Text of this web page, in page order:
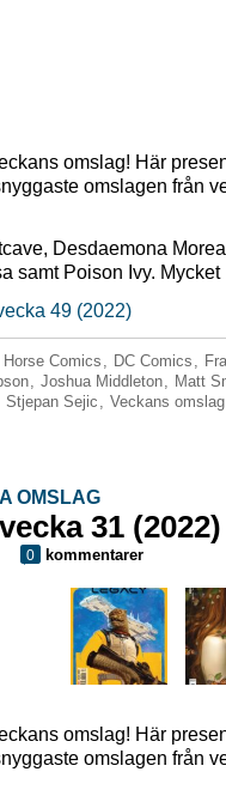
omslag! Här
omslagen från
Desdaemona
samt Poison Ivy. Mycket
49 (2022)
Horse Comics , DC Comics ,
, Joshua Middleton, Matt
Stjepan Sejic , Veckans omslag
OMSLAG
31 (2022)
0 kommentarer
omslag! Här
omslagen från